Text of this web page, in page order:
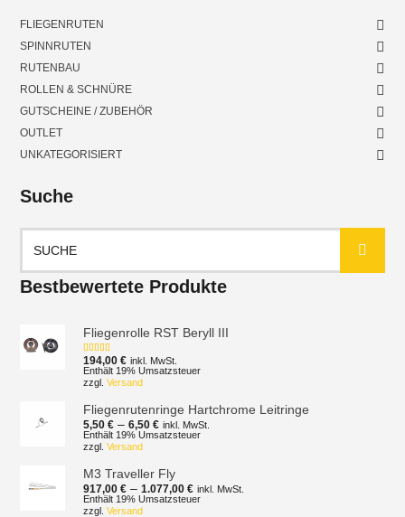
FLIEGENRUTEN
SPINNRUTEN
RUTENBAU
ROLLEN & SCHNÜRE
GUTSCHEINE / ZUBEHÖR
OUTLET
UNKATEGORISIERT
Suche
nach:
Bestbewertete Produkte
Fliegenrolle RST Beryll III
Bewertet mit
5.00von 5
194,00€ inkl. MwSt.
Enthält 19% Umsatzsteuer
zzgl.Versand
Fliegenrutenringe Hartchrome Leitringe
5,50€ –6,50€Preisspanne:
5,50 €
inkl. MwSt.
Enthält 19% Umsatzsteuer
zzgl.Versand
M3 Traveller Fly
917,00€ –1.077,00€Preisspanne:
917,00 €
inkl. MwSt.
Enthält 19% Umsatzsteuer
zzgl.Versand